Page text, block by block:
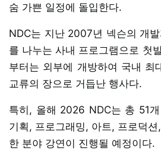
숨 가쁜 일정에 돌입한다.
NDC는 지난 2007년 넥슨의 개
를 나누는 사내 프로그램으로 첫
부터는 외부에 개방하여 국내 최
교류의 장으로 거듭난 행사다.
특히, 올해 2026 NDC는 총 51
기획, 프로그래밍, 아트, 프로덕
한 분야 강연이 진행될 예정이다.